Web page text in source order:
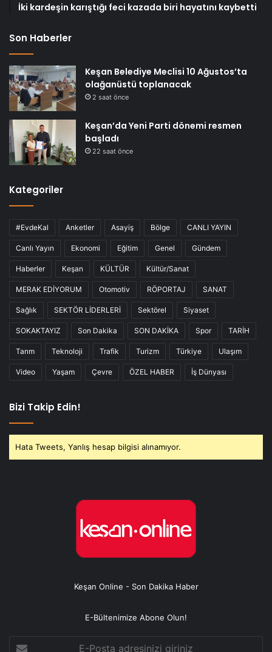
İki kardeşin karıştığı feci kazada biri hayatını kaybetti
Son Haberler
Keşan Belediye Meclisi 10 Ağustos’ta
olağanüstü toplanacak
2 saat önce
Keşan’da Yeni Parti dönemi resmen
başladı
22 saat önce
Kategoriler
#EvdeKal Anketler Asayiş Bölge CANLI YAYIN
Canlı Yayın Ekonomi Eğitim Genel Gündem
Haberler Keşan KÜLTÜR Kültür/Sanat
MERAK EDİYORUM Otomotiv RÖPORTAJ SANAT
Sağlık SEKTÖR LİDERLERİ Sektörel Siyaset
SOKAKTAYIZ Son Dakika SON DAKİKA Spor TARİH
Tarım Teknoloji Trafik Turizm Türkiye Ulaşım
Video Yaşam Çevre ÖZEL HABER İş Dünyası
Bizi Takip Edin!
Hata Tweets, Yanlış hesap bilgisi alınamıyor.
Keşan Online - Son Dakika Haber
E-Bültenimize Abone Olun!